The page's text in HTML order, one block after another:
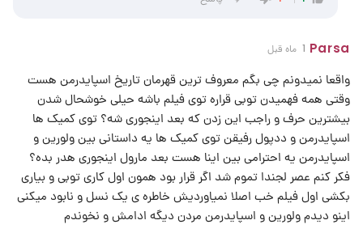
Parsa 1 ماه قبل
واقعا نمیدونم چی بگم معروف ترین قهرمان تاریخ اسپایدرمن هست
وقتی همه فهمیدن توبی قراره توی فیلم باشه حیلی خوشحال شدن
بیشترین حرف و راجب این زدن که بعد اینجوری شه؟ توی کمیک ها
اسپایدرمن و ددپول رفیقن توی کمیک ها یه داستانی بین ولورین و
اسپایدرمن یه احترامی بین اینا هست بعد مارول اینجوری هدر بده؟
فکر کنم عصر لجندا تموم شد اگر قرار بود همون اول کاری توبی و بیاری
بکشی اول فیلم خب اصلا نمیاوردیش خاطره ی یک نسل و نابود میکنی
اینو دیدم ولورین و اسپایدرمن مردن دیگه ادامش و نخوندم